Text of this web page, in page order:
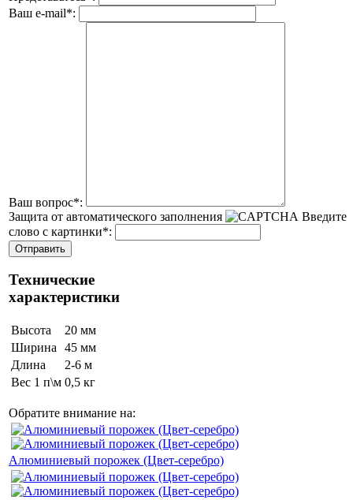
Ваш e-mail*:
Ваш вопрос*:
Защита от автоматического заполнения
Введите
слово с картинки*:
Технические
характеристики
Высота
20 мм
Ширина
45 мм
Длина
2-6 м
Вес 1 п\м 0,5 кг
Обратите внимание на:
Алюминиевый порожек (Цвет-серебро)